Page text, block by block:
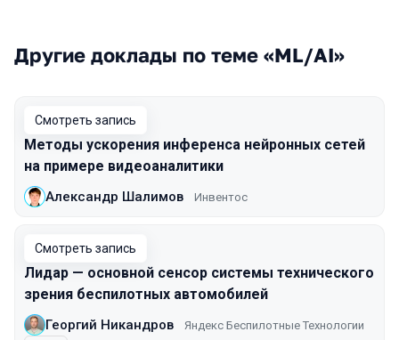
Другие доклады по теме «ML/AI»
Смотреть запись
Методы ускорения инференса нейронных сетей
на примере видеоаналитики
Александр Шалимов Инвентос
Смотреть запись
Лидар — основной сенсор системы технического
зрения беспилотных автомобилей
Георгий Никандров Яндекс Беспилотные Технологии